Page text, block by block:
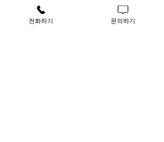
전화하기 문의하기